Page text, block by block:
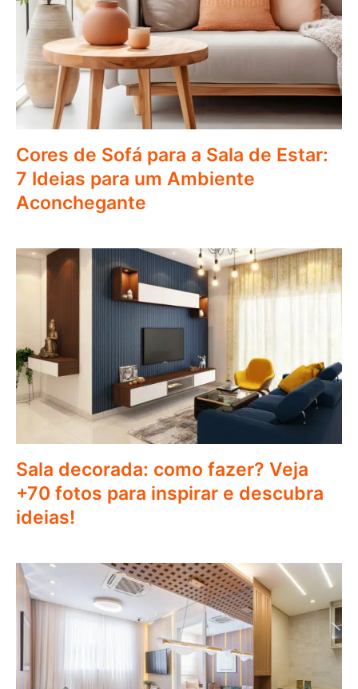
Cores de Sofá para a Sala de Estar:
7 Ideias para um Ambiente
Aconchegante
Sala decorada: como fazer? Veja
+70 fotos para inspirar e descubra
ideias!